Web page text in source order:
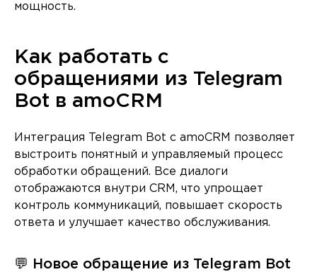
мощность.
Как работать с
обращениями из Telegram
Bot в amoCRM
Интеграция Telegram Bot с amoCRM позволяет
выстроить понятный и управляемый процесс
обработки обращений. Все диалоги
отображаются внутри CRM, что упрощает
контроль коммуникаций, повышает скорость
ответа и улучшает качество обслуживания.
💬 Новое обращение из Telegram Bot